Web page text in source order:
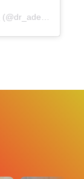
(@dr_adeledicostanzo) in data: